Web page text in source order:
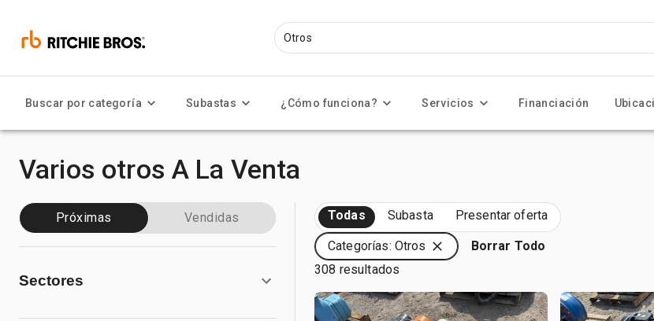
Buscar por categoría Subastas ¿Cómo funciona? Servicios Financiación
Varios otros A La Venta
Próximas Vendidas
Sectores
Todas Subasta Presentar oferta
Categorías: Otros
Borrar Todo
308 resultados